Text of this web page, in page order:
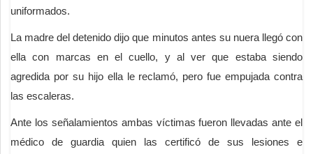
uniformados.
La madre del detenido dijo que minutos antes su nuera llegó con
ella con marcas en el cuello, y al ver que estaba siendo
agredida por su hijo ella le reclamó, pero fue empujada contra
las escaleras.
Ante los señalamientos ambas víctimas fueron llevadas ante el
médico de guardia quien las certificó de sus lesiones e